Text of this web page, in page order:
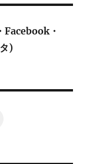
Facebook・
)